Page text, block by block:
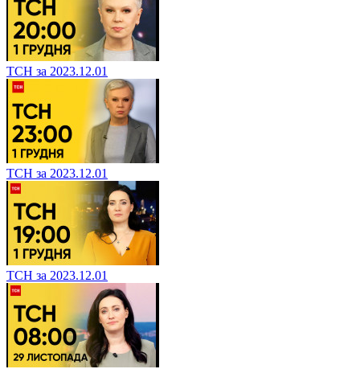
ТСН за 2023.12.01
ТСН за 2023.12.01
ТСН за 2023.12.01